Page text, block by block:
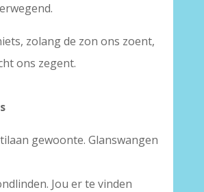
zolang de zon ons zoent,
ons zegent.
gewoonte. Glanswangen
Jou er te vinden